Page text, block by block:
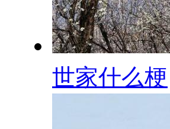
世家什么梗